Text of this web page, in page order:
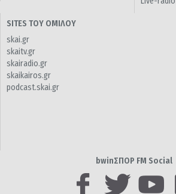
SITES ΤΟΥ ΟΜΙΛΟΥ
skai.gr
skaitv.gr
skairadio.gr
skaikairos.gr
podcast.skai.gr
bwinΣΠΟΡ FM Social